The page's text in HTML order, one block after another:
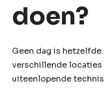
doen?
Geen dag is
verschillende locaties
uiteenlopende